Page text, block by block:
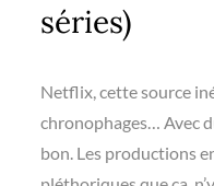
séries)
Netflix, cette source
chronophages… Avec
bon. Les productions